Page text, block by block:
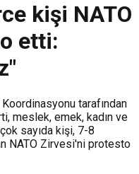
kişi NATO
etti:
tarafından
meslek, emek, kadın ve
sayıda kişi, 7-8
NATO Zirvesi'ni protesto